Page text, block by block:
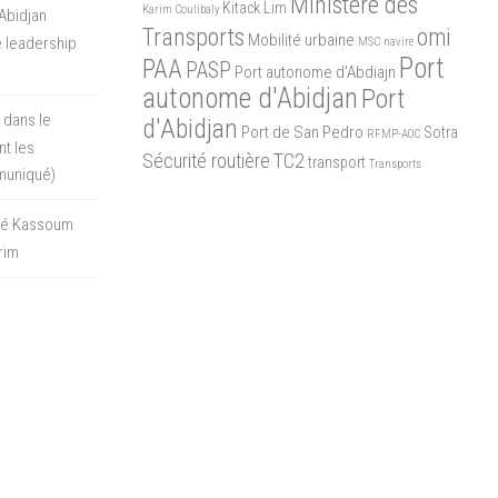
leadership
le
les
Kassoum
Karim Coulibaly Kitack Lim
Transports Mobilité urbaine MSC navire omi
PAA PASP Port autonome d'Abdiajn Port
autonome d'Abidjan Port
d'Abidjan Port de San Pedro RFMP-AOC Sotra
Sécurité routièreTC2 transport Transports